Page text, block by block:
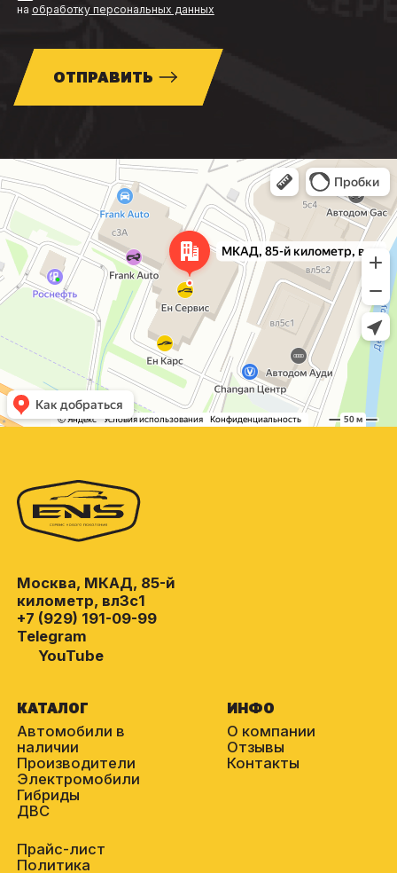
на обработку персональных данных
ОТПРАВИТЬ
Москва
МКАД, 85-й километр, вл3с1 — Яндекс Карты
Москва, МКАД, 85-й
километр, вл3с1
+7 (929) 191-09-99
Telegram
YouTube
КАТАЛОГ
Автомобили в
наличии
Производители
Электромобили
Гибриды
ДВС
ИНФО
О компании
Отзывы
Контакты
Прайс-лист
Политика